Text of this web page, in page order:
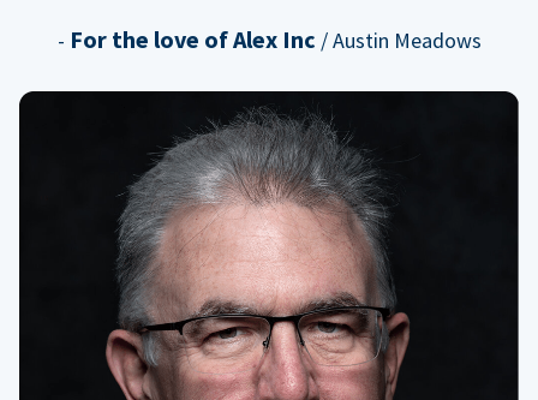
- For the love of Alex Inc / Austin Meadows